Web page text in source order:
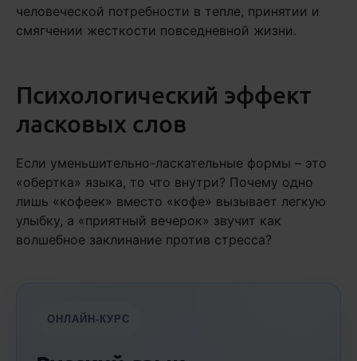
человеческой потребности в тепле, принятии и
смягчении жесткости повседневной жизни.
Психологический эффект
ласковых слов
Если уменьшительно-ласкательные формы – это
«обертка» языка, то что внутри? Почему одно
лишь «кофеек» вместо «кофе» вызывает легкую
улыбку, а «приятный вечерок» звучит как
волшебное заклинание против стресса?
ОНЛАЙН-КУРС